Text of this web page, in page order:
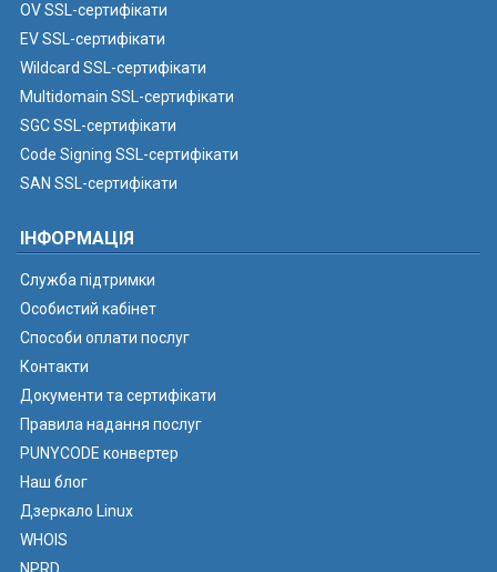
OV SSL-сертифікати
EV SSL-сертифікати
Wildcard SSL-сертифікати
Multidomain SSL-сертифікати
SGC SSL-сертифікати
Code Signing SSL-сертифікати
SAN SSL-сертифікати
ІНФОРМАЦІЯ
Служба підтримки
Особистий кабінет
Способи оплати послуг
Контакти
Документи та сертифікати
Правила надання послуг
PUNYCODE конвертер
Наш блог
Дзеркало Linux
WHOIS